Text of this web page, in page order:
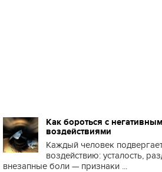
Как бороться с
воздействиями
Каждый человек
воздействию: усталость,
внезапные боли — признаки ...